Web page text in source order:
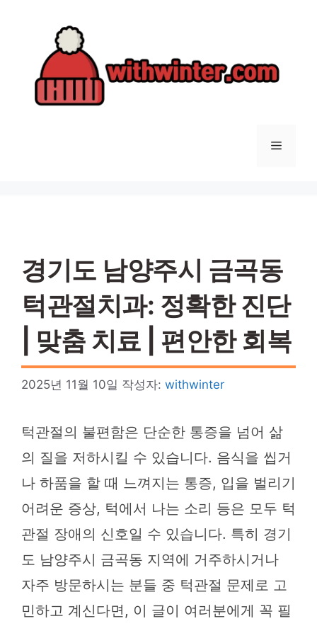
메
경기도 남양주시 금곡동
턱관절치과: 정확한 진단
| 맞춤 치료 | 편안한 회복
2025년 11월 10일 작성자: withwinter
턱관절의 불편함은 단순한 통증을 넘어 삶
의 질을 저하시킬 수 있습니다. 음식을 씹거
나 하품을 할 때 느껴지는 통증, 입을 벌리기
어려운 증상, 턱에서 나는 소리 등은 모두 턱
관절 장애의 신호일 수 있습니다. 특히 경기
도 남양주시 금곡동 지역에 거주하시거나
자주 방문하시는 분들 중 턱관절 문제로 고
민하고 계신다면, 이 글이 여러분에게 꼭 필